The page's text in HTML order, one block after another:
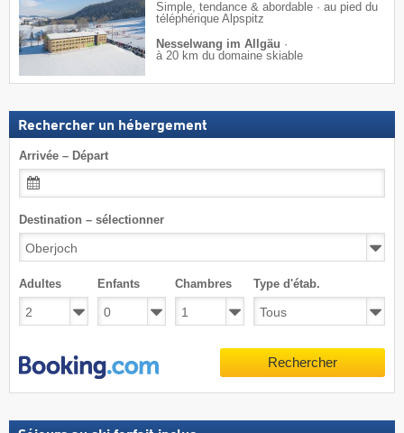
Simple, tendance & abordable · au pied du
téléphérique Alpspitz
Nesselwang im Allgäu ·
à 20 km du domaine skiable
Rechercher un hébergement
Arrivée – Départ
Destination – sélectionner
Adultes Enfants Chambres Type d'étab.
Rechercher